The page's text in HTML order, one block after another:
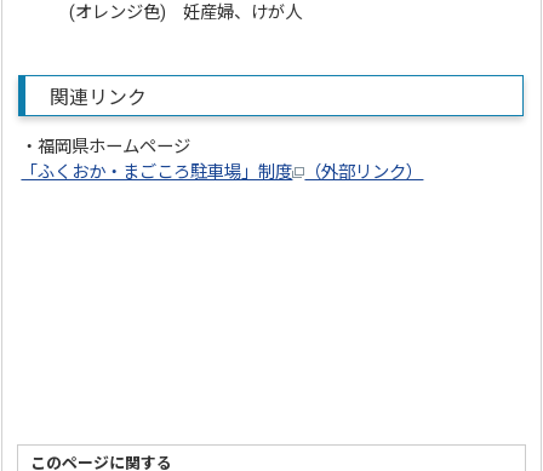
(オレンジ色) 妊産婦、けが人
関連リンク
・福岡県ホームページ
「ふくおか・まごころ駐車場」制度
（外部リンク）
このページに関する